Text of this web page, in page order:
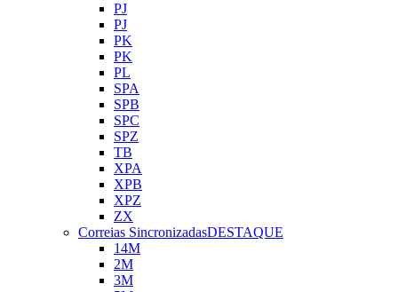
PJ
PJ
PK
PK
PL
SPA
SPB
SPC
SPZ
TB
XPA
XPB
XPZ
ZX
Correias SincronizadasDESTAQUE
14M
2M
3M